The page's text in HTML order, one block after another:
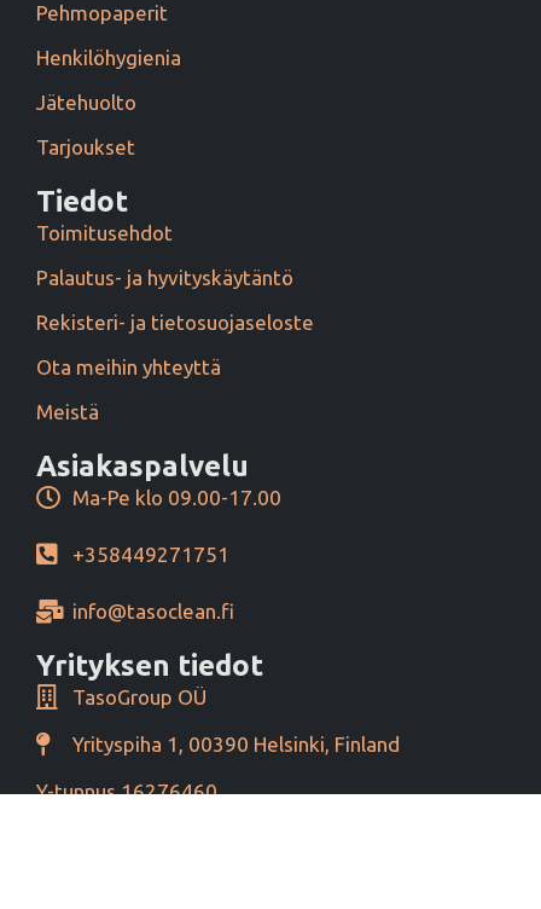
Pehmopaperit
Henkilöhygienia
Jätehuolto
Tarjoukset
Tiedot
Toimitusehdot
Palautus- ja hyvityskäytäntö
Rekisteri- ja tietosuojaseloste
Ota meihin yhteyttä
Meistä
Asiakaspalvelu
Ma-Pe klo 09.00-17.00
+358449271751
info@tasoclean.fi
Yrityksen tiedot
TasoGroup OÜ
Yrityspiha 1, 00390 Helsinki, Finland
Y-tunnus 16276460